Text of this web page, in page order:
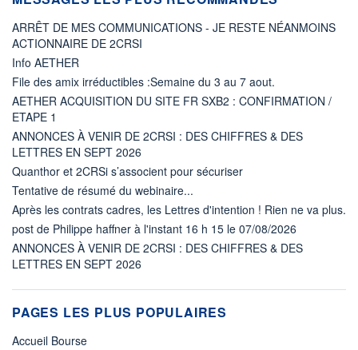
ARRÊT DE MES COMMUNICATIONS - JE RESTE NÉANMOINS
ACTIONNAIRE DE 2CRSI
Info AETHER
File des amix irréductibles :Semaine du 3 au 7 aout.
AETHER ACQUISITION DU SITE FR SXB2 : CONFIRMATION /
ETAPE 1
ANNONCES À VENIR DE 2CRSI : DES CHIFFRES & DES
LETTRES EN SEPT 2026
Quanthor et 2CRSi s’associent pour sécuriser
Tentative de résumé du webinaire...
Après les contrats cadres, les Lettres d'intention ! Rien ne va plus.
post de Philippe haffner à l'instant 16 h 15 le 07/08/2026
ANNONCES À VENIR DE 2CRSI : DES CHIFFRES & DES
LETTRES EN SEPT 2026
PAGES LES PLUS POPULAIRES
Accueil Bourse